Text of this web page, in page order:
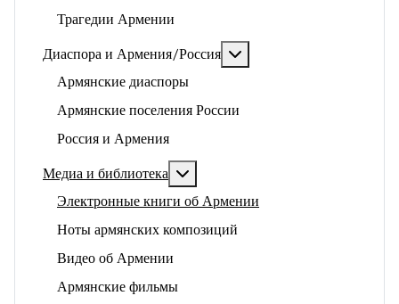
Трагедии Армении
Диаспора и Армения/Россия
Армянские диаспоры
Армянские поселения России
Россия и Армения
Медиа и библиотека
Электронные книги об Армении
Ноты армянских композиций
Видео об Армении
Армянские фильмы